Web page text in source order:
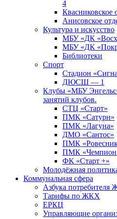
4
Квасниковское
Анисовское
Культура и искусство
МБУ «ДК
МБУ «ДК
Библиотеки
Спорт
Стадион
ДЮСШ — 1
Клубы «МБУ
занятий клубов.
СТЦ «Старт»
ПМК «Сатурн»
ПМК «Лагуна»
ДМО «Сантос»
ПМК
ПМК
ФК «Старт +»
Молодёжная
Коммунальная сфера
Азбука потребителя
Тарифы по ЖКХ
ЕРКЦ
Управляющие